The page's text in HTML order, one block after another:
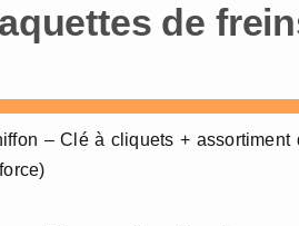
de
– Clé à cliquets + assortiment